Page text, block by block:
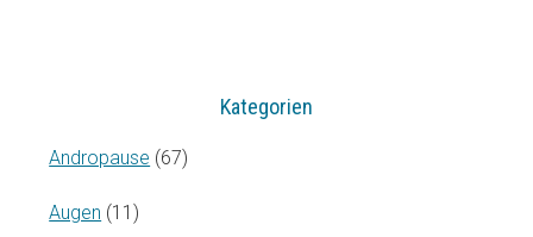
Kategorien
Andropause (67)
Augen (11)